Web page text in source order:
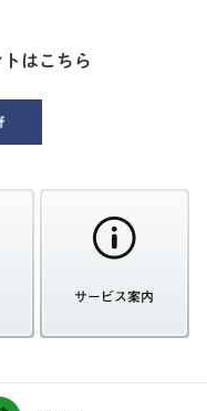
はこちら
サービス案内